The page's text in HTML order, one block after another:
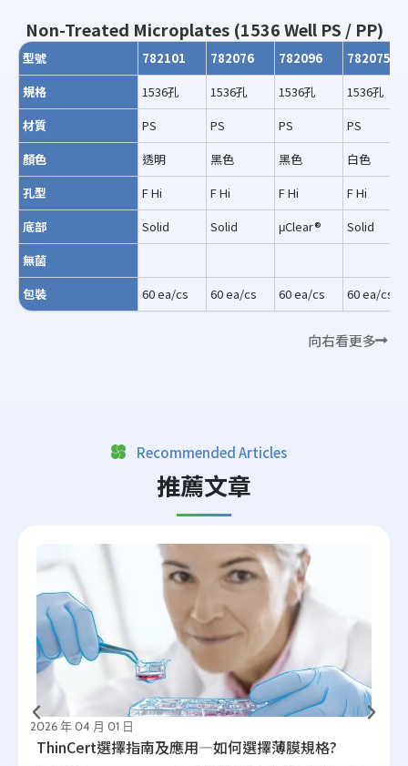
Non-Treated Microplates (1536 Well PS / PP)
型號 782101 782076 782096
782075
規格
1536孔 1536孔 1536孔
1536孔
材質
PS PS PS
PS
顏色
透明 黑色 黑色
白色
孔型
F Hi F Hi F Hi
F Hi
底部
Solid Solid μClear®
Solid
無菌
包裝
60 ea/cs 60 ea/cs 60 ea/cs 60 ea/cs
向右看更多
Recommended Articles
推薦文章
2026 年 04 月 01 日
ThinCert選擇指南及應用—如何選擇薄膜規格?